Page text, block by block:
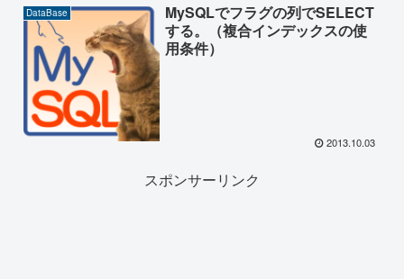
DataBase
MySQLでフラグの列でSELECT
する。（複合インデックスの使
用条件）
2013.10.03
スポンサーリンク